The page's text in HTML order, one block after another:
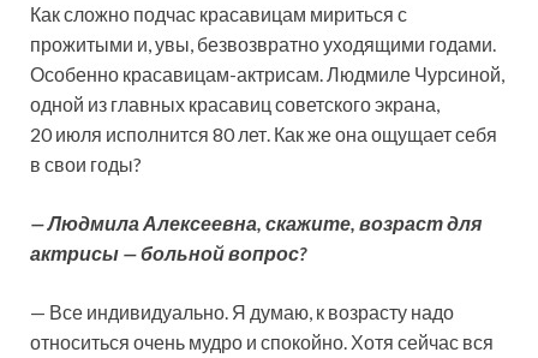
Как сложно подчас красавицам мириться с
прожитыми и, увы, безвозвратно уходящими годами.
Особенно красавицам-актрисам. Людмиле Чурсиной,
одной из главных красавиц советского экрана,
20 июля исполнится 80 лет. Как же она ощущает себя
в свои годы?
— Людмила Алексеевна, скажите, возраст для
актрисы — больной вопрос?
— Все индивидуально. Я думаю, к возрасту надо
относиться очень мудро и спокойно. Хотя сейчас вся